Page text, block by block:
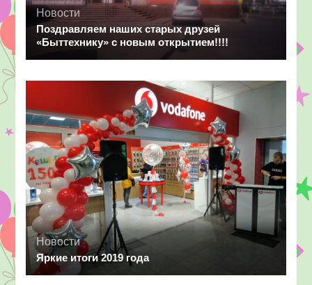
Новости
Поздравляем наших старых друзей
«Быттехнику» с новым открытием!!!!
Новости
Яркие итоги 2019 года